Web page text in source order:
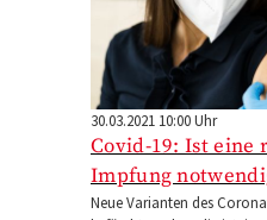
30.03.2021 10:00 Uhr
Covid-19: Ist eine
Impfung
Neue Varianten des